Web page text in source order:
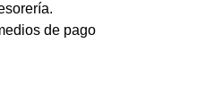
de pago